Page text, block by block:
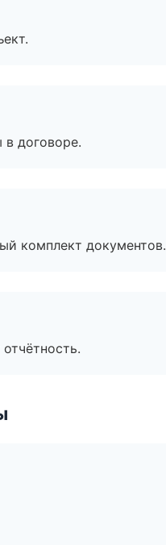
договоре.
комплект документов.